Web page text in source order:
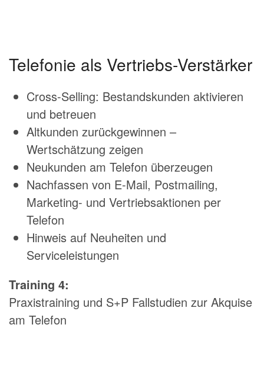
Telefonie als Vertriebs-Verstärker
Cross-Selling: Bestandskunden aktivieren
und betreuen
Altkunden zurückgewinnen –
Wertschätzung zeigen
Neukunden am Telefon überzeugen
Nachfassen von E-Mail, Postmailing,
Marketing- und Vertriebsaktionen per
Telefon
Hinweis auf Neuheiten und
Serviceleistungen
Training 4:
Praxistraining und S+P Fallstudien zur Akquise
am Telefon